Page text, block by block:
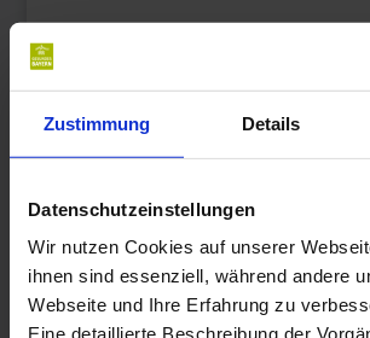
Zustimmung Details
Datenschutzeinstellungen
Wir nutzen Cookies auf unserer
ihnen sind essenziell, während andere
Webseite und Ihre Erfahrung zu
Eine detaillierte Beschreibung der
Villa Sonnenhof: DB 489,00 € / EB 687,00
669,00 €
717,00 €
Kastanienhof: DB 465,00 € / EB 639,00 €
Gästehaus Stumpf F***: DB 477,00 € / EB:
Weitere